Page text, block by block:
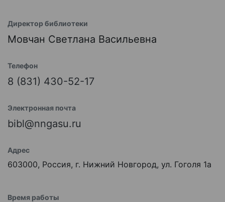
Директор библиотеки
Мовчан Светлана Васильевна
Телефон
8 (831) 430-52-17
Электронная почта
bibl@nngasu.ru
Адрес
603000, Россия, г. Нижний Новгород, ул. Гоголя 1а
Время работы